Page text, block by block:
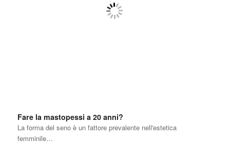
Fare la mastopessi a 20 anni?
La forma del seno è un fattore prevalente nell'estetica
femminile…